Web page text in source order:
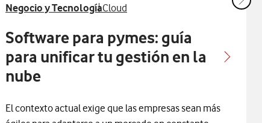
Ver más articulos relacionados con
Negocio y TecnologíaVer más artículos con
Cloud
Software para pymes: guía
para unificar tu gestión en la
nube
El contexto actual exige que las empresas sean más